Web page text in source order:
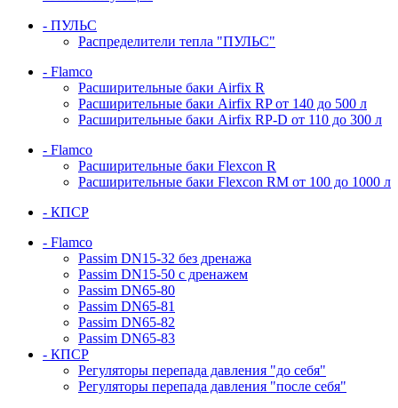
- ПУЛЬС
Распределители тепла "ПУЛЬС"
- Flamco
Расширительные баки Airfix R
Расширительные баки Airfix RP от 140 до 500 л
Расширительные баки Airfix RP-D от 110 до 300 л
- Flamco
Расширительные баки Flexcon R
Расширительные баки Flexcon RM от 100 до 1000 л
- КПСР
- Flamco
Passim DN15-32 без дренажа
Passim DN15-50 с дренажем
Passim DN65-80
Passim DN65-81
Passim DN65-82
Passim DN65-83
- КПСР
Регуляторы перепада давления "до себя"
Регуляторы перепада давления "после себя"